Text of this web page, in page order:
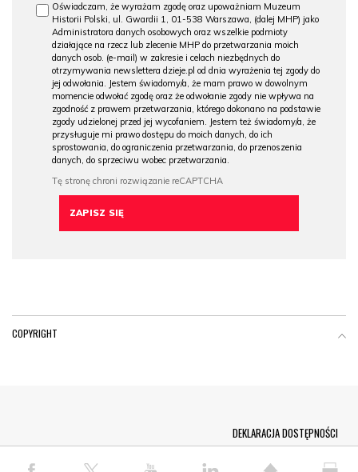
Oświadczam, że wyrażam zgodę oraz upoważniam Muzeum
Historii Polski, ul. Gwardii 1, 01-538 Warszawa, (dalej MHP) jako
Administratora danych osobowych oraz wszelkie podmioty
działające na rzecz lub zlecenie MHP do przetwarzania moich
danych osob. (e-mail) w zakresie i celach niezbędnych do
otrzymywania newslettera dzieje.pl od dnia wyrażenia tej zgody do
jej odwołania. Jestem świadomy/a, że mam prawo w dowolnym
momencie odwołać zgodę oraz że odwołanie zgody nie wpływa na
zgodność z prawem przetwarzania, którego dokonano na podstawie
zgody udzielonej przed jej wycofaniem. Jestem też świadomy/a, że
przysługuje mi prawo dostępu do moich danych, do ich
sprostowania, do ograniczenia przetwarzania, do przenoszenia
danych, do sprzeciwu wobec przetwarzania.
COPYRIGHT
© COPYRIGHT PAP 2026
DEKLARACJA DOSTĘPNOŚCI